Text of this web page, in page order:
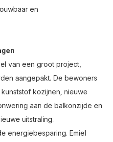
en
van een groot project,
aangepakt. De bewoners
kozijnen, nieuwe
aan de balkonzijde en
uitstraling.
energiebesparing. Emiel